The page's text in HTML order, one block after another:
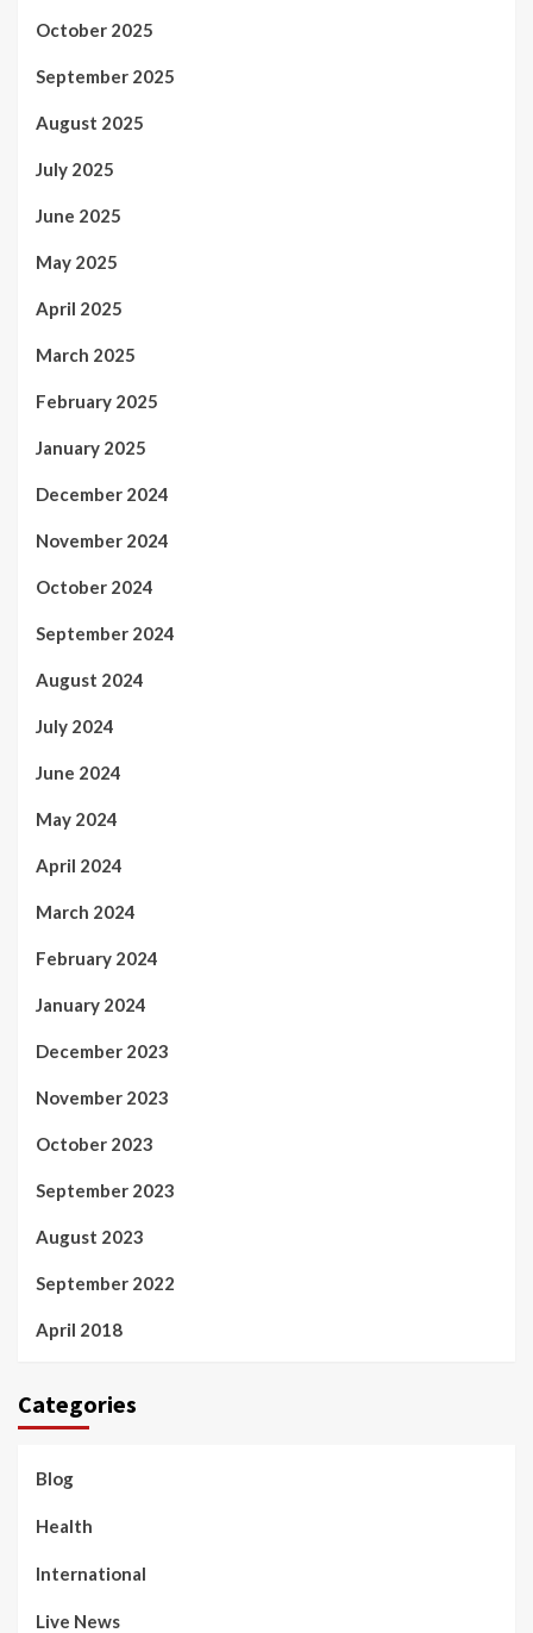
October 2025
September 2025
August 2025
July 2025
June 2025
May 2025
April 2025
March 2025
February 2025
January 2025
December 2024
November 2024
October 2024
September 2024
August 2024
July 2024
June 2024
May 2024
April 2024
March 2024
February 2024
January 2024
December 2023
November 2023
October 2023
September 2023
August 2023
September 2022
April 2018
Categories
Blog
Health
International
Live News